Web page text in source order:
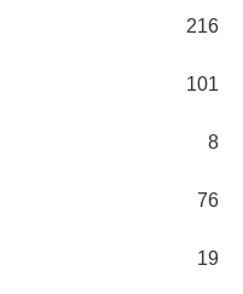
216
101
8
76
19